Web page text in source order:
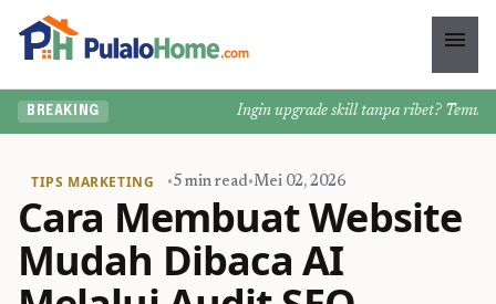
menu
BREAKING Ingin upgrade skill tanpa ribet? Temukan
TIPS MARKETING •5 min read•Mei 02, 2026
Cara Membuat Website
Mudah Dibaca AI